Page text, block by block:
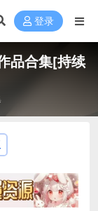
登录
品合集[持续